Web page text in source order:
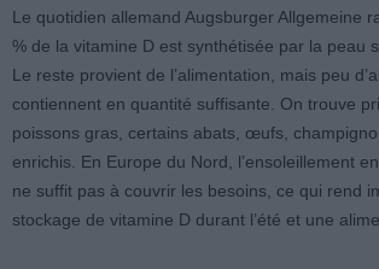
Le quotidien allemand Augsburger Allgemeine
% de la vitamine D est synthétisée par la peau
Le reste provient de l’alimentation, mais peu
contiennent en quantité suffisante. On trouve
poissons gras, certains abats, œufs,
enrichis. En Europe du Nord, l’ensoleillement
ne suffit pas à couvrir les besoins, ce qui rend
stockage de vitamine D durant l’été et une